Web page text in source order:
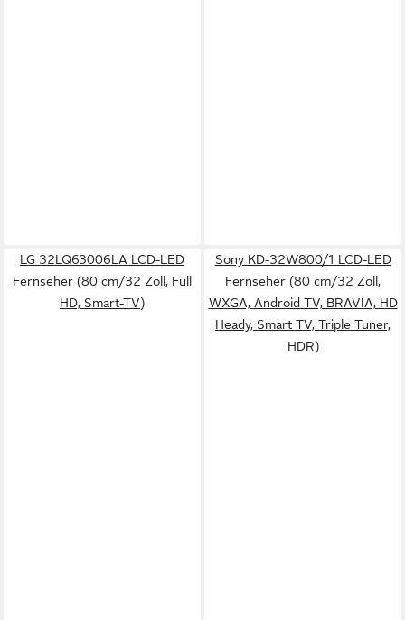
LG 32LQ63006LA LCD-LED
Fernseher (80 cm/32 Zoll, Full
HD, Smart-TV)
Sony KD-32W800/1 LCD-LED
Fernseher (80 cm/32 Zoll,
WXGA, Android TV, BRAVIA, HD
Heady, Smart TV, Triple Tuner,
HDR)